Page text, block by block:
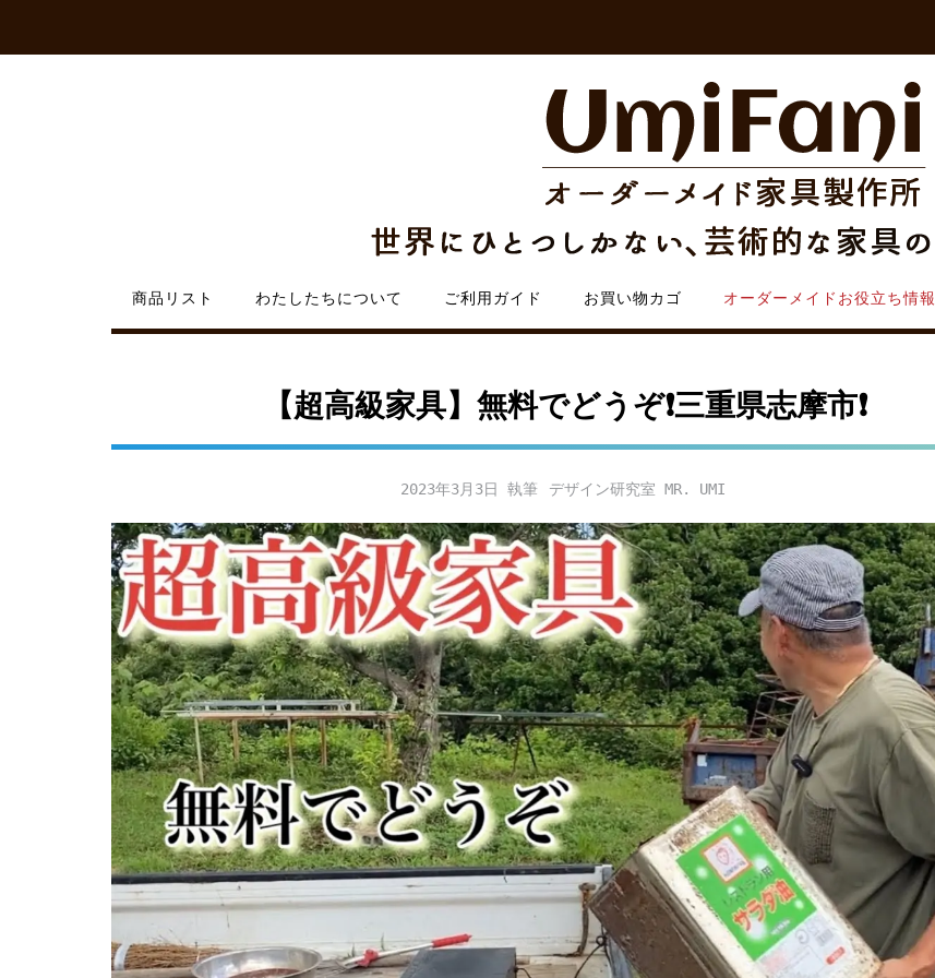
content
商品リスト わたしたちについて ご利用ガイド お買い物カゴ オーダーメイドお役立ち情報
【超高級家具】無料でどうぞ❗️三重県志摩市❗️
2023年3月3日 デザイン研究室 MR. UMI